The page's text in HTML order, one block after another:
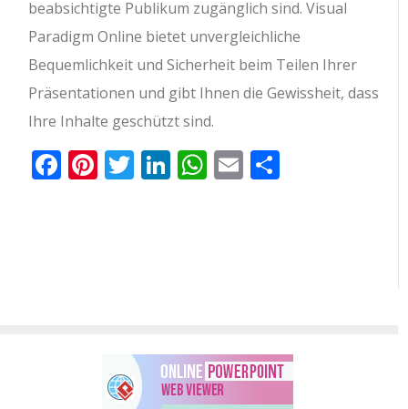
beabsichtigte Publikum zugänglich sind. Visual
Paradigm Online bietet unvergleichliche
Bequemlichkeit und Sicherheit beim Teilen Ihrer
Präsentationen und gibt Ihnen die Gewissheit, dass
Ihre Inhalte geschützt sind.
Facebook
Pinterest
Twitter
LinkedIn
WhatsApp
Email